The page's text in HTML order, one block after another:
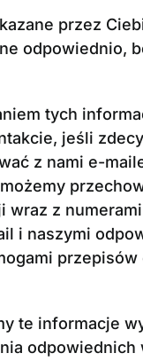
przez
odpowiednio,
tych
jeśli
z nami e-
wraz z
i naszymi
przepisów
te informacje
odpowiednich